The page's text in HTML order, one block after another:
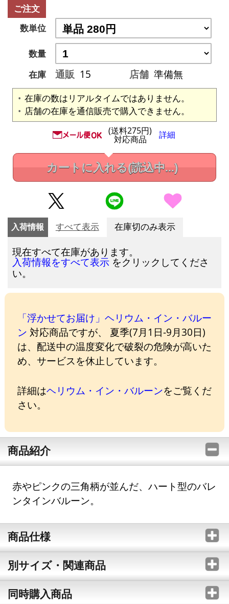
ご注文
数単位
数量
在庫
通販 15 店舗 準備無
在庫の数はリアルタイムではありません。
店舗の在庫を通信販売で購入できません。
(送料275円)
対応商品 詳細
カートに入れる(読込中...)
入荷情報 すべて表示 在庫切のみ表示
現在すべて在庫があります。
入荷情報をすべて表示 をクリックしてくださ
い。
「浮かせてお届け」ヘリウム・イン・バルー
ン 対応商品ですが、 夏季(7月1日-9月30日)
は、配送中の温度変化で破裂の危険が高いた
め、サービスを休止しています。
詳細はヘリウム・イン・バルーンをご覧くだ
さい。
商品紹介
赤やピンクの三角柄が並んだ、ハート型のバレ
ンタインバルーン。
商品仕様
別サイズ・関連商品
同時購入商品